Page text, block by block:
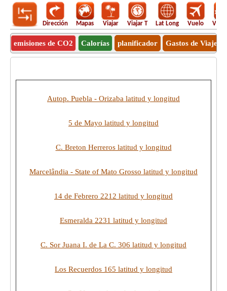
Dirección Mapas Viajar Viajar T Lat Long Vuelo
emisiones de CO2 Calorías planificador Gastos de Viaje
Autop. Puebla - Orizaba latitud y longitud
5 de Mayo latitud y longitud
C. Breton Herreros latitud y longitud
Marcelândia - State of Mato Grosso latitud y longitud
14 de Febrero 2212 latitud y longitud
Esmeralda 2231 latitud y longitud
C. Sor Juana I. de La C. 306 latitud y longitud
Los Recuerdos 165 latitud y longitud